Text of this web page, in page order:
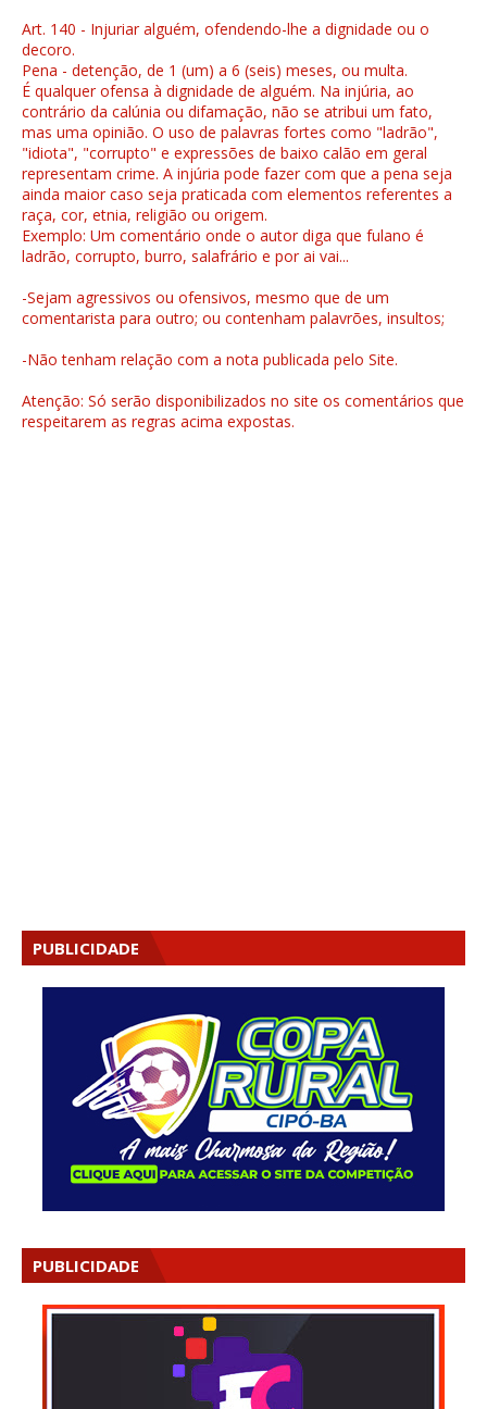
Art. 140 - Injuriar alguém, ofendendo-lhe a dignidade ou o
decoro.
Pena - detenção, de 1 (um) a 6 (seis) meses, ou multa.
É qualquer ofensa à dignidade de alguém. Na injúria, ao
contrário da calúnia ou difamação, não se atribui um fato,
mas uma opinião. O uso de palavras fortes como "ladrão",
"idiota", "corrupto" e expressões de baixo calão em geral
representam crime. A injúria pode fazer com que a pena seja
ainda maior caso seja praticada com elementos referentes a
raça, cor, etnia, religião ou origem.
Exemplo: Um comentário onde o autor diga que fulano é
ladrão, corrupto, burro, salafrário e por ai vai...
-Sejam agressivos ou ofensivos, mesmo que de um
comentarista para outro; ou contenham palavrões, insultos;
-Não tenham relação com a nota publicada pelo Site.
Atenção: Só serão disponibilizados no site os comentários que
respeitarem as regras acima expostas.
PUBLICIDADE
PUBLICIDADE